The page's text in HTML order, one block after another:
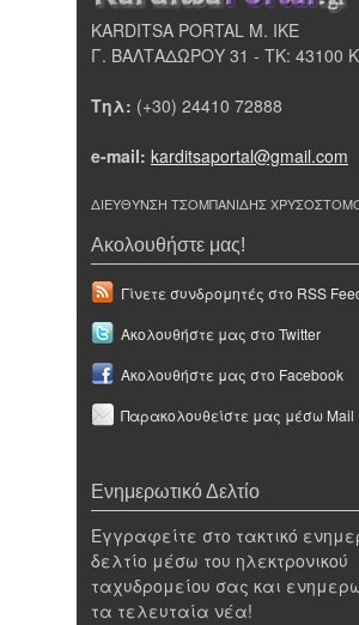
KARDITSA PORTAL Μ. ΙΚΕ
Γ. ΒΑΛΤΑΔΩΡΟΥ 31 - ΤΚ: 43100
Τηλ: (+30) 24410 72888
e-mail: karditsaportal@gmail.com
ΔΙΕΥΘΥΝΣΗ ΤΣΟΜΠΑΝΙΔΗΣ
Ακολουθήστε μας!
Γίνετε συνδρομητές στο RSS
Ακολουθήστε μας στο Twitter
Ακολουθήστε μας στο Facebook
Παρακολουθείστε μας μέσω Mail
Ενημερωτικό Δελτίο
Εγγραφείτε στο τακτικό
δελτίο μέσω του ηλεκτρονικού
ταχυδρομείου σας και
τα τελευταία νέα!